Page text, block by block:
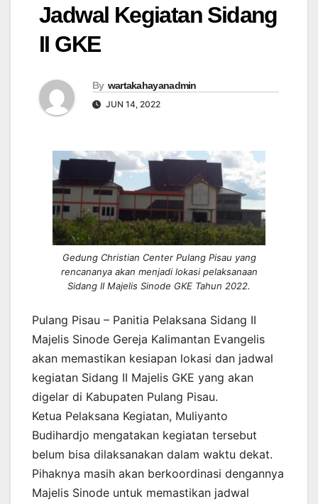
Jadwal Kegiatan Sidang
II GKE
By wartakahayanadmin
JUN 14, 2022
Gedung Christian Center Pulang Pisau yang
rencananya akan menjadi lokasi pelaksanaan
Sidang II Majelis Sinode GKE Tahun 2022.
Pulang Pisau – Panitia Pelaksana Sidang II
Majelis Sinode Gereja Kalimantan Evangelis
akan memastikan kesiapan lokasi dan jadwal
kegiatan Sidang II Majelis GKE yang akan
digelar di Kabupaten Pulang Pisau.
Ketua Pelaksana Kegiatan, Muliyanto
Budihardjo mengatakan kegiatan tersebut
belum bisa dilaksanakan dalam waktu dekat.
Pihaknya masih akan berkoordinasi dengannya
Majelis Sinode untuk memastikan jadwal